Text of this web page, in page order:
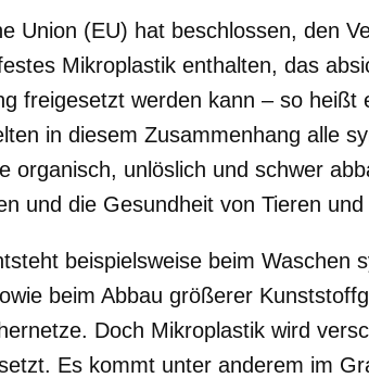
Union (EU) hat beschlossen, den
Mikroplastik enthalten, das
freigesetzt werden kann – so heißt
in diesem Zusammenhang alle
organisch, unlöslich und schwer
und die Gesundheit von Tieren
beispielsweise beim Waschen
beim Abbau größerer
Doch Mikroplastik wird
Es kommt unter anderem im